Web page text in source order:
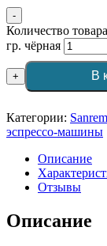
-
Количество
гр. чёрная
+ В
Категории:
эспрессо-машины
Описание
Отзывы
Описание